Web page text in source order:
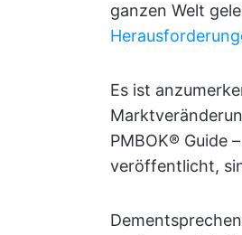
ganzen Welt
Es ist
PMBOK® Guide
veröffentlicht,